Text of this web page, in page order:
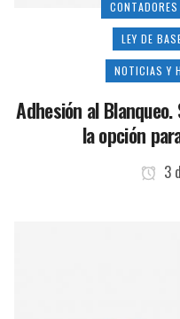
LEY DE
NOTICIAS Y
Adhesión al
la opción
3